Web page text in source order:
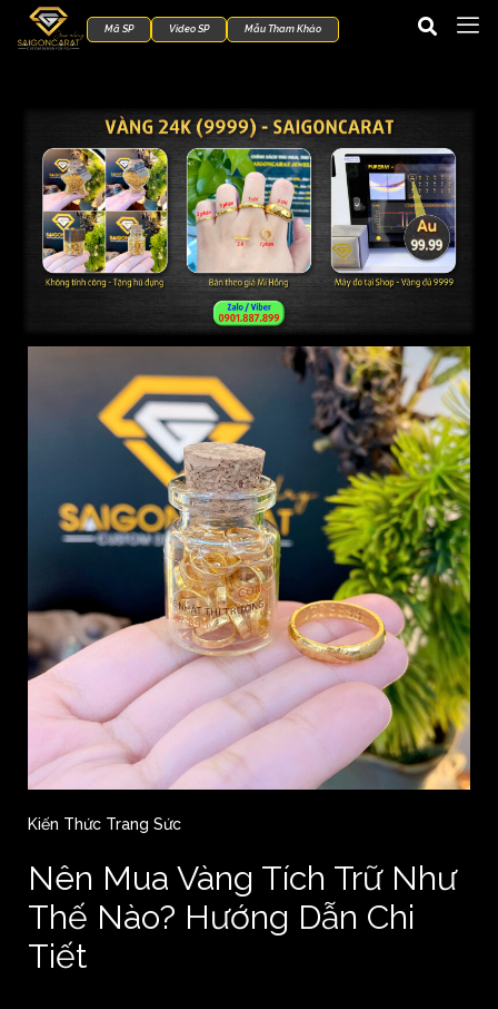
Mã SP Video SP Mẫu Tham Khảo
Kiến Thức Trang Sức
Nên Mua Vàng Tích Trữ Như
Thế Nào? Hướng Dẫn Chi
Tiết